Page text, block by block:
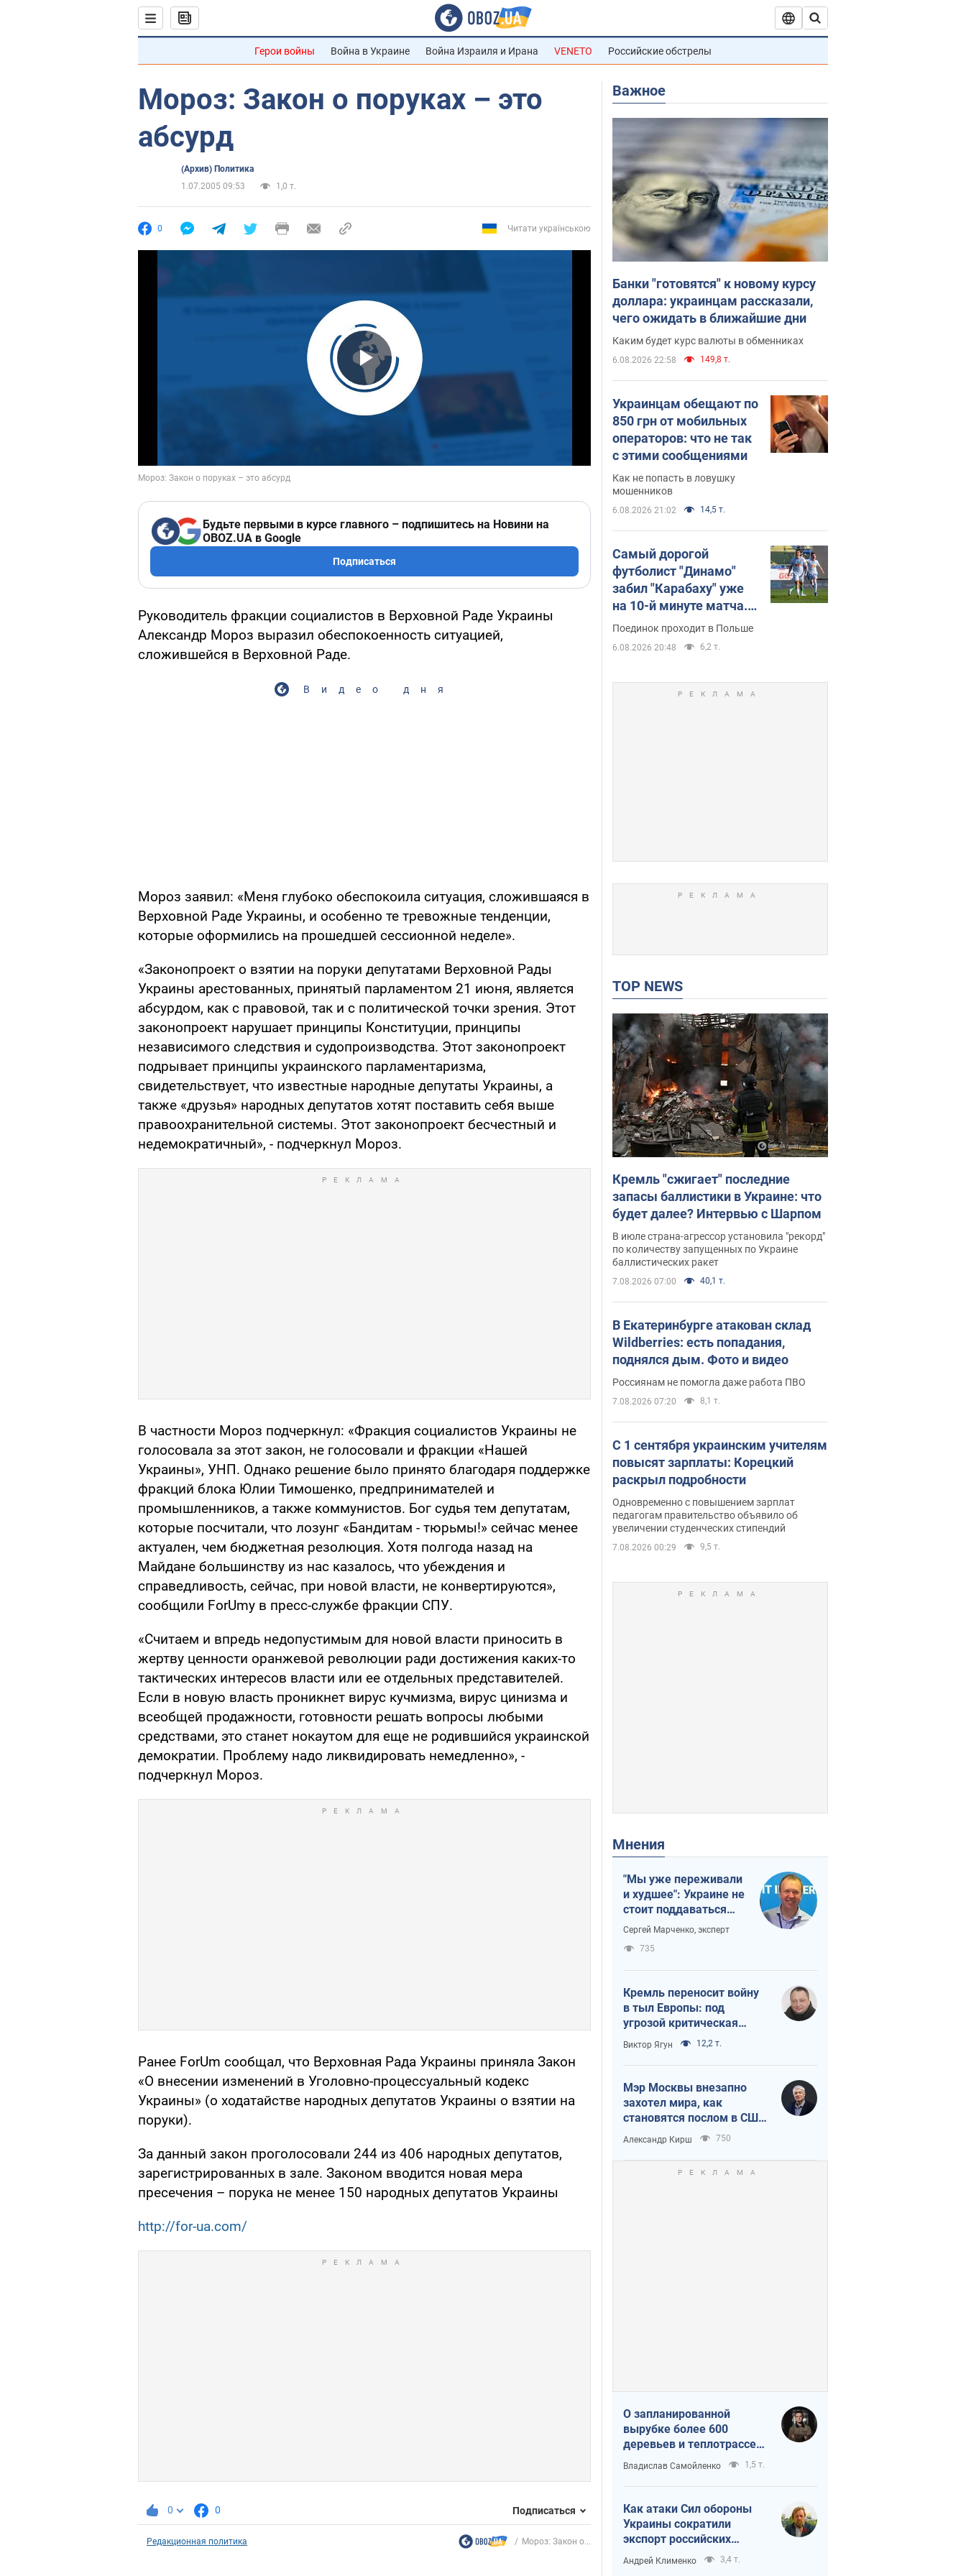
Герои войны Война в Украине Война Израиля и Ирана VENETO Российские обстрелы
Мороз: Закон о поруках – это
абсурд
(Архив) Политика
1.07.2005 09:53
1,0 т.
0 Читати українською
Play Video
Будьте первыми в курсе главного – подпишитесь на Новини на
OBOZ.UA в Google
Подписаться
Руководитель фракции социалистов в Верховной Раде Украины
Александр Мороз выразил обеспокоенность ситуацией,
сложившейся в Верховной Раде.
Видео дня
Мороз заявил: «Меня глубоко обеспокоила ситуация, сложившаяся в
Верховной Раде Украины, и особенно те тревожные тенденции,
которые оформились на прошедшей сессионной неделе».
«Законопроект о взятии на поруки депутатами Верховной Рады
Украины арестованных, принятый парламентом 21 июня, является
абсурдом, как с правовой, так и с политической точки зрения. Этот
законопроект нарушает принципы Конституции, принципы
независимого следствия и судопроизводства. Этот законопроект
подрывает принципы украинского парламентаризма,
свидетельствует, что известные народные депутаты Украины, а
также «друзья» народных депутатов хотят поставить себя выше
правоохранительной системы. Этот законопроект бесчестный и
недемократичный», - подчеркнул Мороз.
В частности Мороз подчеркнул: «Фракция социалистов Украины не
голосовала за этот закон, не голосовали и фракции «Нашей
Украины», УНП. Однако решение было принято благодаря поддержке
фракций блока Юлии Тимошенко, предпринимателей и
промышленников, а также коммунистов. Бог судья тем депутатам,
которые посчитали, что лозунг «Бандитам - тюрьмы!» сейчас менее
актуален, чем бюджетная резолюция. Хотя полгода назад на
Майдане большинству из нас казалось, что убеждения и
справедливость, сейчас, при новой власти, не конвертируются»,
сообщили ForUmy в пресс-службе фракции СПУ.
«Считаем и впредь недопустимым для новой власти приносить в
жертву ценности оранжевой революции ради достижения каких-то
тактических интересов власти или ее отдельных представителей.
Если в новую власть проникнет вирус кучмизма, вирус цинизма и
всеобщей продажности, готовности решать вопросы любыми
средствами, это станет нокаутом для еще не родившийся украинской
демократии. Проблему надо ликвидировать немедленно», -
подчеркнул Мороз.
Ранее ForUm сообщал, что Верховная Рада Украины приняла Закон
«О внесении изменений в Уголовно-процессуальный кодекс
Украины» (о ходатайстве народных депутатов Украины о взятии на
поруки).
За данный закон проголосовали 244 из 406 народных депутатов,
зарегистрированных в зале. Законом вводится новая мера
пресечения – порука не менее 150 народных депутатов Украины
http://for-ua.com/
0 0 Подписаться
Редакционная политика Мороз: Закон о...
Важное
Банки "готовятся" к новому курсу
доллара: украинцам рассказали,
чего ожидать в ближайшие дни
Каким будет курс валюты в обменниках
6.08.2026 22:58 149,8 т.
Украинцам обещают по
850 грн от мобильных
операторов: что не так
с этими сообщениями
Как не попасть в ловушку
мошенников
6.08.2026 21:02 14,5 т.
Самый дорогой
футболист "Динамо"
забил "Карабаху" уже
на 10-й минуте матча.
Видео
Поединок проходит в Польше
6.08.2026 20:48 6,2 т.
TOP NEWS
Кремль "сжигает" последние
запасы баллистики в Украине: что
будет далее? Интервью с Шарпом
В июле страна-агрессор установила "рекорд"
по количеству запущенных по Украине
баллистических ракет
7.08.2026 07:00 40,1 т.
В Екатеринбурге атакован склад
Wildberries: есть попадания,
поднялся дым. Фото и видео
Россиянам не помогла даже работа ПВО
7.08.2026 07:20 8,1 т.
С 1 сентября украинским учителям
повысят зарплаты: Корецкий
раскрыл подробности
Одновременно с повышением зарплат
педагогам правительство объявило об
увеличении студенческих стипендий
7.08.2026 00:29 9,5 т.
Мнения
"Мы уже переживали
и худшее": Украине не
стоит поддаваться
отчаянию из-за
Сергей Марченко, эксперт
735
Кремль переносит войну
в тыл Европы: под
угрозой критическая
логистика
Виктор Ягун 12,2 т.
Мэр Москвы внезапно
захотел мира, как
становятся послом в США
и новые украинские топ-
рейтинги
Александр Кирш 750
О запланированной
вырубке более 600
деревьев и теплотрассе:
что происходит на
Теремках в Киеве
Владислав Самойленко 1,5 т.
Как атаки Сил обороны
Украины сократили
экспорт российских
нефтепродуктов
Андрей Клименко 3,4 т.